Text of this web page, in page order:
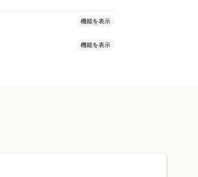
機能を表示
機能を表示